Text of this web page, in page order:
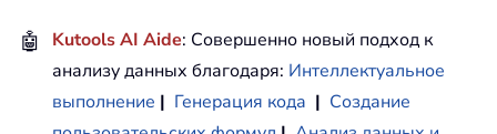
🤖 Kutools AI Aide: Совершенно новый подход к
анализу данных благодаря: Интеллектуальное
выполнение | Генерация кода | Создание